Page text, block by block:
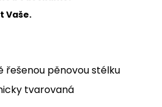
Vaše.
řešenou pěnovou stélku
tvarovaná